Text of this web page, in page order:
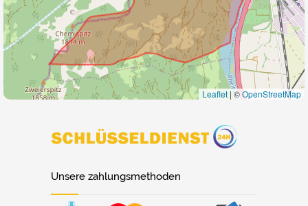
Leaflet | ©OpenStreetMap
Unsere zahlungsmethoden